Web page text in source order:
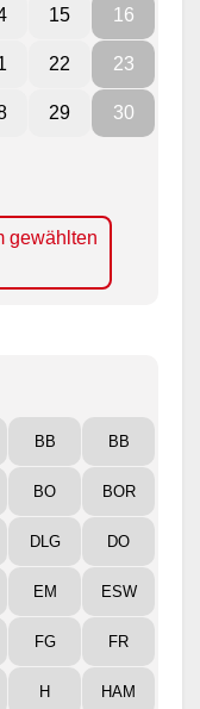
15 16
22 23
29 30
gewählten
BB BB
BO BOR
DLG DO
EM ESW
FG FR
H HAM